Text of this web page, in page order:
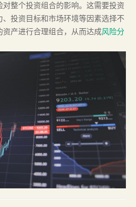
整个投资组合的影响。这需要投资
投资目标和市场环境等因素选择不
产进行合理组合，从而达成风险分